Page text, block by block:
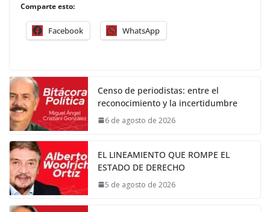
Comparte esto:
Facebook WhatsApp
Censo de periodistas: entre el
reconocimiento y la incertidumbre
6 de agosto de 2026
EL LINEAMIENTO QUE ROMPE EL
ESTADO DE DERECHO
5 de agosto de 2026